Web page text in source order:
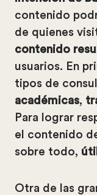
contenido
de quienes
contenido
usuarios. En
tipos de
académicas,
Para lograr
el contenido
sobre todo, útil
Otra de las